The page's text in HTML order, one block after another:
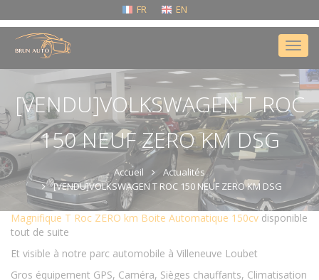
FR EN
[VENDU]VOLKSWAGEN T ROC
150 NEUF ZERO KM DSG
Accueil
Actualités
[VENDU]VOLKSWAGEN T ROC 150 NEUF ZERO KM DSG
Magnifique T Roc ZERO km Boite Automatique 150cv disponible
tout de suite
Et visible à notre parc automobile à Villeneuve Loubet
Gros équipement GPS, Caméra, Sièges chauffants, Climatisation